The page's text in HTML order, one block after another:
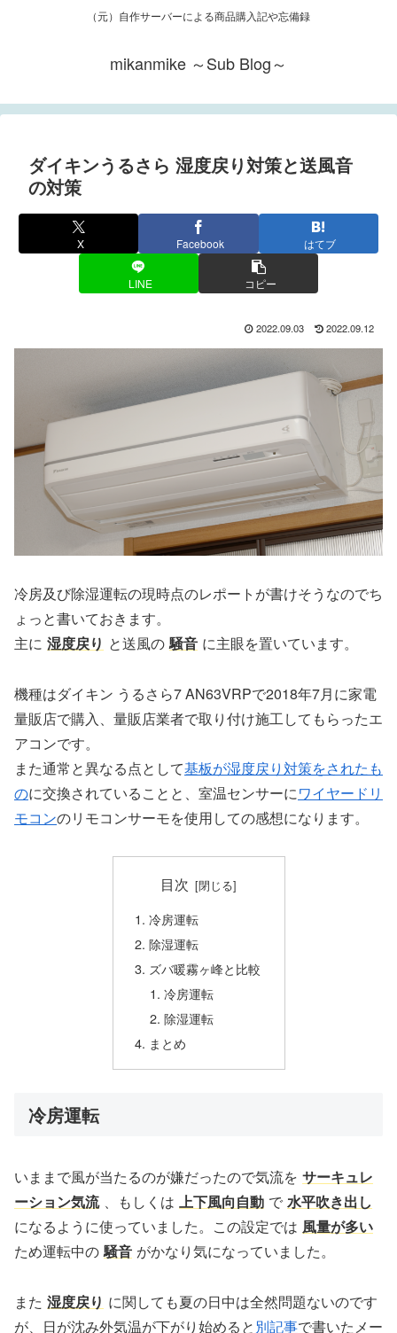
（元）自作サーバーによる商品購入記や忘備録
mikanmike ～Sub Blog～
ダイキンうるさら 湿度戻り対策と送風音
の対策
X Facebook はてブ
LINE コピー
2022.09.03 2022.09.12
冷房及び除湿運転の現時点のレポートが書けそうなのでち
ょっと書いておきます。
主に 湿度戻り と送風の 騒音 に主眼を置いています。
機種はダイキン うるさら7 AN63VRPで2018年7月に家電
量販店で購入、量販店業者で取り付け施工してもらったエ
アコンです。
また通常と異なる点として基板が湿度戻り対策をされたも
のに交換されていることと、室温センサーにワイヤードリ
モコンのリモコンサーモを使用しての感想になります。
目次
冷房運転
除湿運転
ズバ暖霧ヶ峰と比較
冷房運転
除湿運転
まとめ
冷房運転
いままで風が当たるのが嫌だったので気流を サーキュレ
ーション気流 、もしくは 上下風向自動 で 水平吹き出し
になるように使っていました。この設定では 風量が多い
ため運転中の 騒音 がかなり気になっていました。
また 湿度戻り に関しても夏の日中は全然問題ないのです
が、日が沈み外気温が下がり始めると 別記事で書いたメー